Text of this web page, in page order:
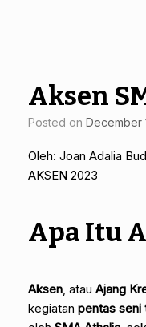
Aksen
Posted on December
Oleh: Joan Adalia
AKSEN 2023
Apa Itu
Aksen, atau Ajang
kegiatan pentas seni